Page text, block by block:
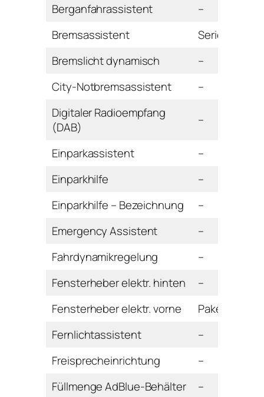
Berganfahrassistent
–
Bremsassistent
Serie
Bremslicht dynamisch
–
City-Notbremsassistent
–
Digitaler Radioempfang
(DAB)
–
Einparkassistent
–
Einparkhilfe
–
Einparkhilfe – Bezeichnung
–
Emergency Assistent
–
Fahrdynamikregelung
–
Fensterheber elektr. hinten
–
Fensterheber elektr. vorne
Paket
Fernlichtassistent
–
Freisprecheinrichtung
–
Füllmenge AdBlue-Behälter
–